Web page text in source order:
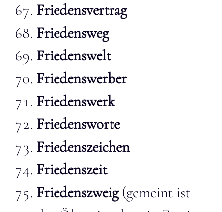
Friedensvertrag
Friedensweg
Friedenswelt
Friedenswerber
Friedenswerk
Friedensworte
Friedenszeichen
Friedenszeit
Friedenszweig(gemeint ist